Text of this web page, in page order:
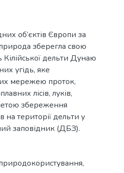
об’єктів Європи за
зберегла свою
Кілійської дельти Дунаю
угідь, яке
мережею проток,
лісів, луків,
метою збереження
території дельти у
заповідник (ДБЗ).
,